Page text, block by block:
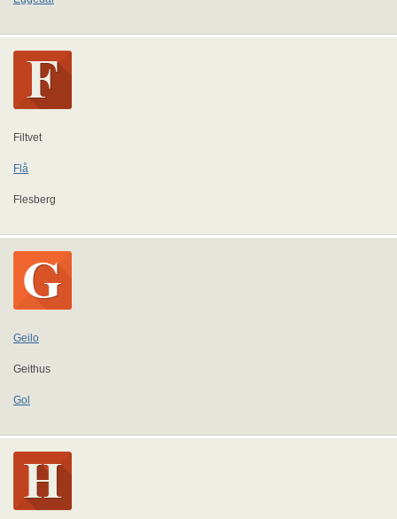
Filtvet
Flå
Flesberg
Geilo
Geithus
Gol